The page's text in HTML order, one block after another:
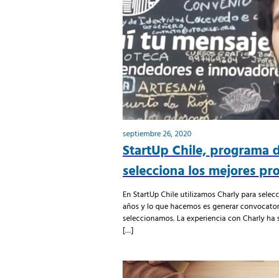
septiembre 26, 2020
StartUp Chile, programa
selecciona los mejores
En StartUp Chile utilizamos Charly para
años y lo que hacemos es generar
seleccionamos. La experiencia con Charly
[…]